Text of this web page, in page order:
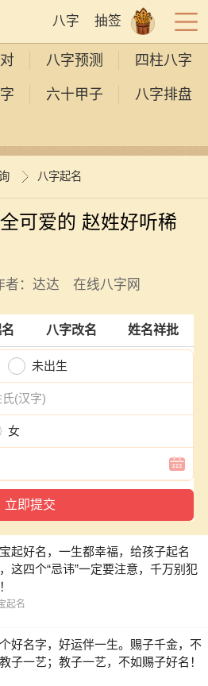
八字 抽签
八字预测 四柱八字
六十甲子 八字排盘
八字起名
可爱的 赵姓好听稀
者：达达 在线八字网
八字改名 姓名祥批
未出生
女
起好名，一生都幸福，给孩子起名
这四个“忌讳”一定要注意，千万别犯
起名
好名字，好运伴一生。赐子千金，不
子一艺；教子一艺，不如赐子好名！